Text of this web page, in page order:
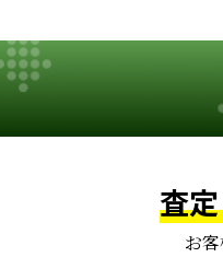
査
お